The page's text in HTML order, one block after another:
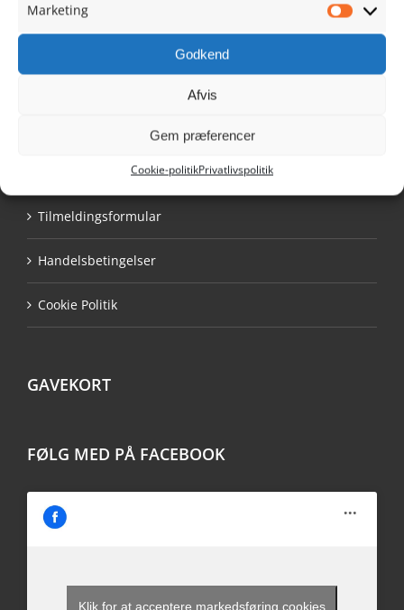
Marketing
Godkend
Afvis
Gem præferencer
Cookie-politikPrivatlivspolitik
NAVIGATION
Køb Ribe Gavekort
Tilmeldingsformular
Handelsbetingelser
Cookie Politik
GAVEKORT
FØLG MED PÅ FACEBOOK
Klik for at acceptere markedsføring cookies